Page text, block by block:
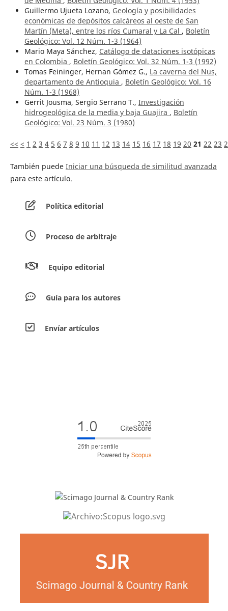
Guillermo Ujueta Lozano, Geología y posibilidades
económicas de depósitos calcáreos al oeste de San
Martín (Meta), entre los ríos Cumaral y La Cal , Boletín
Geológico: Vol. 12 Núm. 1-3 (1964)
Mario Maya Sánchez, Catálogo de dataciones isotópicas
en Colombia , Boletín Geológico: Vol. 32 Núm. 1-3 (1992)
Tomas Feininger, Hernan Gómez G., La caverna del Nus,
departamento de Antioquia , Boletín Geológico: Vol. 16
Núm. 1-3 (1968)
Gerrit Jousma, Sergio Serrano T., Investigación
hidrogeológica de la media y baja Guajira , Boletín
Geológico: Vol. 23 Núm. 3 (1980)
<< < 1 2 3 4 5 6 7 8 9 10 11 12 13 14 15 16 17 18 19 20 21 22 23
También puede Iniciar una búsqueda de similitud avanzada
para este artículo.
Política editorial
Proceso de arbitraje
Equipo editorial
Guía para los autores
Envíar artículos